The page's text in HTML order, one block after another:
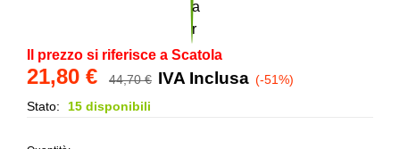
Il prezzo si riferisce a Scatola
21,80 € 44,70€ IVA Inclusa (-51%)
Stato:
15 disponibili